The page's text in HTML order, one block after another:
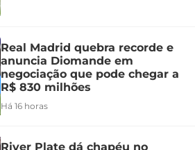
Real Madrid quebra recorde e
anuncia Diomande em
negociação que pode chegar a
R$ 830 milhões
Há 16 horas
River Plate dá chapéu no